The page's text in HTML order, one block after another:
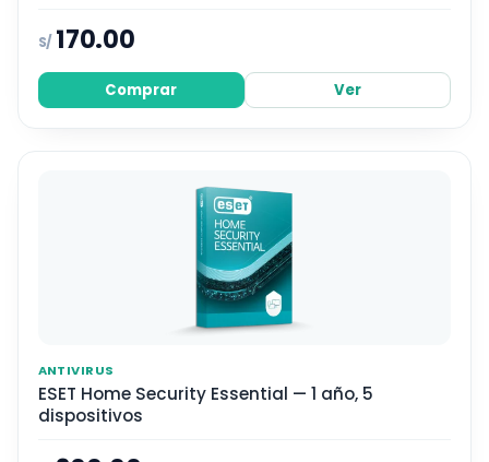
S/ 170.00
Comprar Ver
ANTIVIRUS
ESET Home Security Essential — 1 año, 5
dispositivos